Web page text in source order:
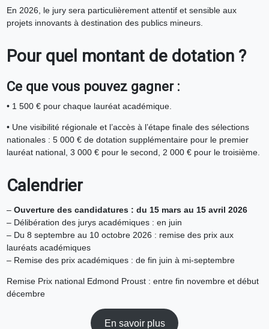
En 2026, le jury sera particulièrement attentif et sensible aux
projets innovants à destination des publics mineurs.
Pour quel montant de dotation ?
Ce que vous pouvez gagner :
• 1 500 € pour chaque lauréat académique.
• Une visibilité régionale et l’accès à l’étape finale des sélections
nationales : 5 000 € de dotation supplémentaire pour le premier
lauréat national, 3 000 € pour le second, 2 000 € pour le troisième.
Calendrier
– Ouverture des candidatures : du 15 mars au 15 avril 2026
– Délibération des jurys académiques : en juin
– Du 8 septembre au 10 octobre 2026 : remise des prix aux
lauréats académiques
– Remise des prix académiques : de fin juin à mi-septembre
Remise Prix national Edmond Proust : entre fin novembre et début
décembre
En savoir plus